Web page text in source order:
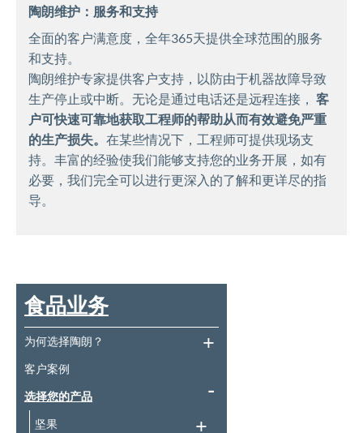
食品业务
为何选择陶朗？
客户案例
选择您的产品
坚果
陶朗维护：服务和支持
全面的客户满意度，全年365天提供全球范围的服务
和支持。
陶朗维护专家提供客户支持，以防由于机器故障导致
生产停止或中断。无论是通过电话还是远程连接， 客
户可快速可靠地获取工程师的帮助从而有效避免严重
的生产损失。 在某些情况下，工程师可提供现场支
持。丰富的经验使我们能够支持您的业务开展，如有
必要，我们完全可以进行更深入的了解和更详尽的指
导。